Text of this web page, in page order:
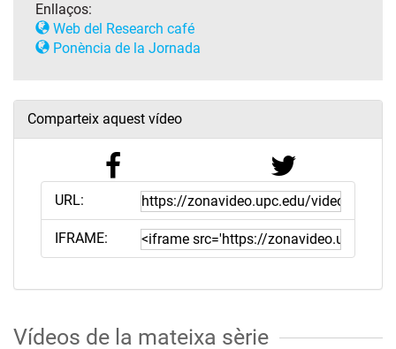
Enllaços:
Web del Research café
Ponència de la Jornada
Comparteix aquest vídeo
URL:
IFRAME:
Vídeos de la mateixa sèrie